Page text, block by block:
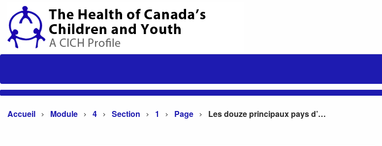
Accueil Module 4 Section 1 Page Les douze principaux pays d’origine des enfants et jeunes immigrants et réfugiés de 0 à 24 ans, Canada, 2011